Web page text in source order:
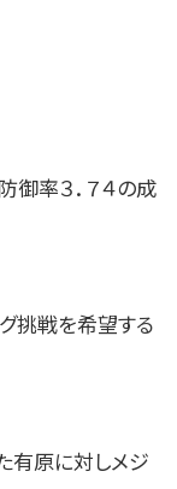
御率３．７４の成
挑戦を希望する
原に対しメジ